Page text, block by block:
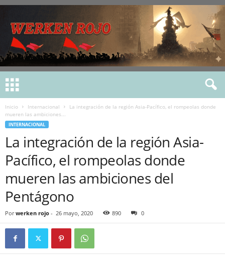
Inicio Internacional
La integración de la región Asia-Pacífico, el rompeolas donde
mueren las ambiciones...
INTERNACIONAL
La integración de la región Asia-
Pacífico, el rompeolas donde
mueren las ambiciones del
Pentágono
Por werken rojo - 26 mayo, 2020 890 0